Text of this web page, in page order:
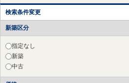
検索条件変更
新築区分
指定なし
新築
中古